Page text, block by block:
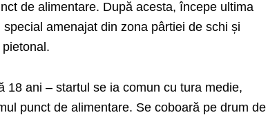
de alimentare. După acesta, începe ultima
amenajat din zona pârtiei de schi și
18 ani – startul se ia comun cu tura medie,
punct de alimentare. Se coboară pe drum de